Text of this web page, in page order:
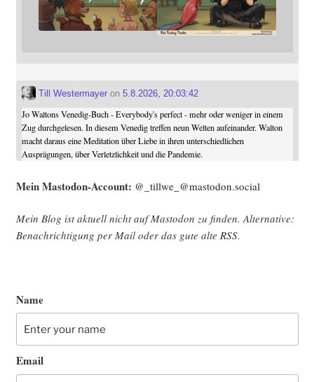
Till Westermayeron 5.8.2026, 20:03:42
Jo Waltons Venedig-Buch - Everybody's perfect - mehr oder weniger in einem
Zug durchgelesen. In diesem Venedig treffen neun Welten aufeinander. Walton
macht daraus eine Meditation über Liebe in ihren unterschiedlichen
Ausprägungen, über Verletzlichkeit und die Pandemie.
Mein Mast­o­don-Account: @_tillwe_@mastodon.social
Mein Blog ist aktu­ell nicht auf Mast­o­don zu fin­den. Alter­na­ti­ve:
Benach­rich­ti­gung per Mail oder das gute alte RSS.
Name
Email